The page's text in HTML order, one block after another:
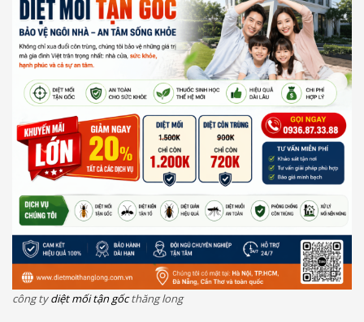
công tydiệt mối tận gốcthăng long